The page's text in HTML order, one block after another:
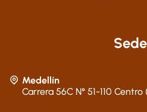
Medellín
Carrera 56C N° 51-110